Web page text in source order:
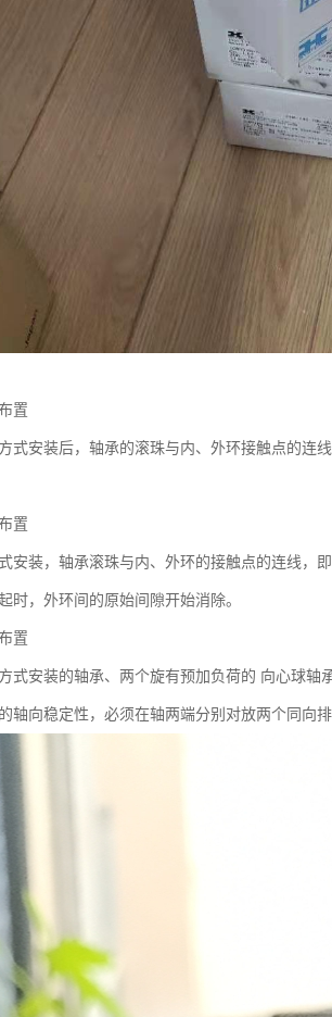
置
式安装后，轴承的滚珠与内、外环接触点的连
置
安装，轴承滚珠与内、外环的接触点的连线，
时，外环间的原始间隙开始消除。
置
式安装的轴承、两个旋有预加负荷的 向心球
轴向稳定性，必须在轴两端分别对放两个同向排